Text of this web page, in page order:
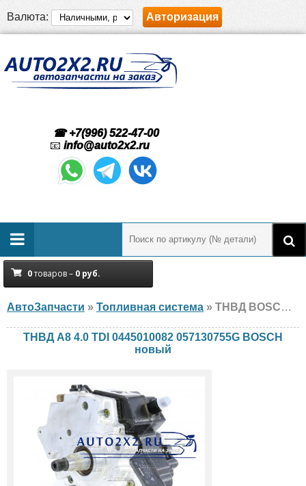
Валюта: Авторизация
☎ +7(996) 522-47-00
📧 info@auto2x2.ru
0товаров – 0 руб.
АвтоЗапчасти » Топливная система » ТНВД BOSCH А8 4.0 TDI 0445010082 057130755G Ауди, новый
ТНВД А8 4.0 TDI 0445010082 057130755G BOSCH
новый